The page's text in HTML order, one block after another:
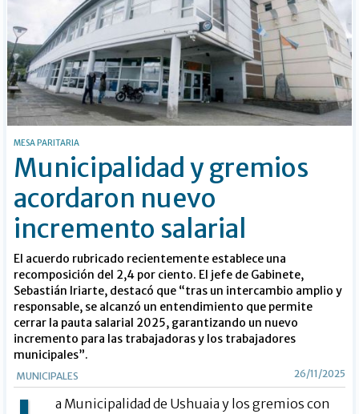
MESA PARITARIA
Municipalidad y gremios
acordaron nuevo
incremento salarial
El acuerdo rubricado recientemente establece una
recomposición del 2,4 por ciento. El jefe de Gabinete,
Sebastián Iriarte, destacó que “tras un intercambio amplio y
responsable, se alcanzó un entendimiento que permite
cerrar la pauta salarial 2025, garantizando un nuevo
incremento para las trabajadoras y los trabajadores
municipales”.
MUNICIPALES 26/11/2025
a Municipalidad de Ushuaia y los gremios con